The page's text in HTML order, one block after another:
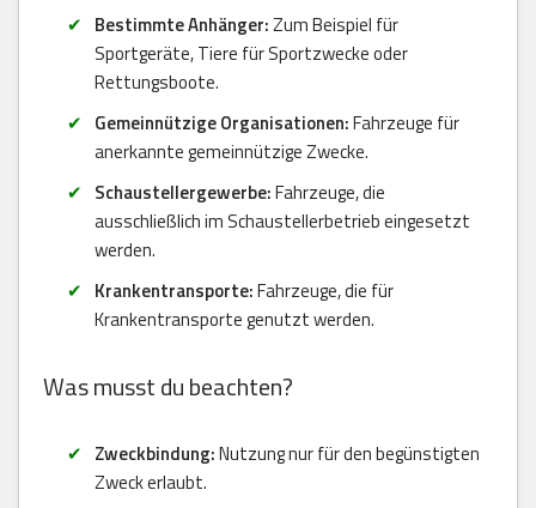
Bestimmte Anhänger:Zum Beispiel für
Sportgeräte, Tiere für Sportzwecke oder
Rettungsboote.
Gemeinnützige Organisationen:Fahrzeuge für
anerkannte gemeinnützige Zwecke.
Schaustellergewerbe:Fahrzeuge, die
ausschließlich im Schaustellerbetrieb eingesetzt
werden.
Krankentransporte:Fahrzeuge, die für
Krankentransporte genutzt werden.
Was musst du beachten?
Zweckbindung:Nutzung nur für den begünstigten
Zweck erlaubt.